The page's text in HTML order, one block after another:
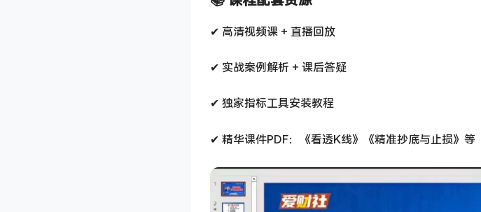
✔ 高清视频课 + 直播回放
✔ 实战案例解析 + 课后答疑
✔ 独家指标工具安装教程
✔ 精华课件PDF：《看透K线》《精准抄底与止损》等